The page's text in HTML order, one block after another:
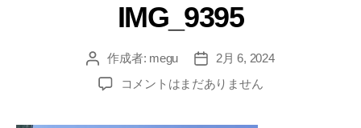
IMG_9395
投
稿
者
作成者: megu
投
稿
日
2月 6, 2024
IMG_9395
コメントはまだありません